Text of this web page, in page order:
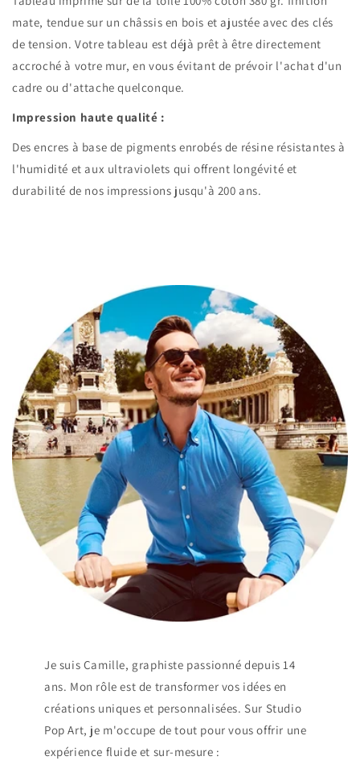
mate, tendue sur un châssis en bois et ajustée avec des clés
de tension. Votre tableau est déjà prêt à être directement
accroché à votre mur, en vous évitant de prévoir l'achat d'un
cadre ou d'attache quelconque.
Impression haute qualité :
Des encres à base de pigments enrobés de résine résistantes à
l'humidité et aux ultraviolets qui offrent longévité et
durabilité de nos impressions jusqu'à 200 ans.
Je suis Camille, graphiste passionné depuis 14
ans. Mon rôle est de transformer vos idées en
créations uniques et personnalisées. Sur Studio
Pop Art, je m'occupe de tout pour vous offrir une
expérience fluide et sur-mesure :